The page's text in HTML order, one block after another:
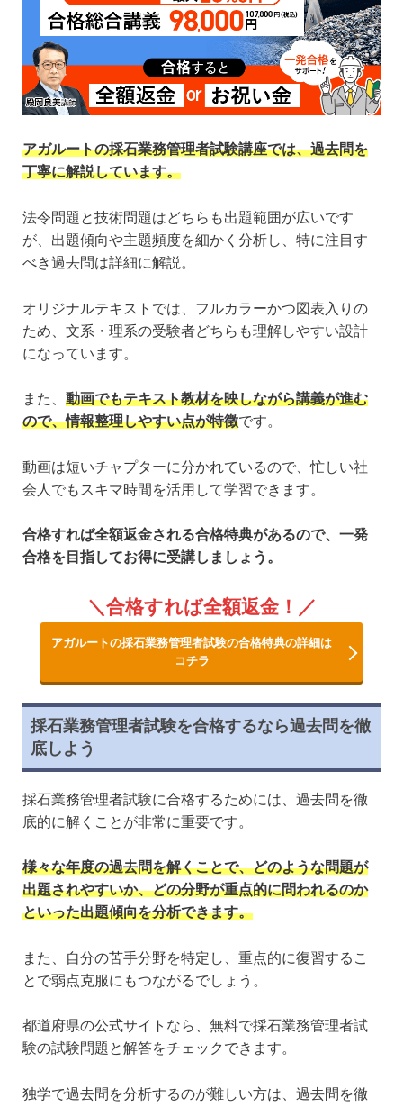
アガルートの採石業務管理者試験講座では、過去問を
丁寧に解説しています。
法令問題と技術問題はどちらも出題範囲が広いです
が、出題傾向や主題頻度を細かく分析し、特に注目す
べき過去問は詳細に解説。
オリジナルテキストでは、フルカラーかつ図表入りの
ため、文系・理系の受験者どちらも理解しやすい設計
になっています。
また、 動画でもテキスト教材を映しながら講義が進む
ので、情報整理しやすい点が特徴です。
動画は短いチャプターに分かれているので、忙しい社
会人でもスキマ時間を活用して学習できます。
合格すれば全額返金される合格特典があるので、一発
合格を目指してお得に受講しましょう。
合格すれば全額返金！
アガルートの採石業務管理者試験の合格特典の詳細は
コチラ
採石業務管理者試験を合格するなら過去問を徹
底しよう
採石業務管理者試験に合格するためには、過去問を徹
底的に解くことが非常に重要です。
様々な年度の過去問を解くことで、どのような問題が
出題されやすいか、どの分野が重点的に問われるのか
といった出題傾向を分析できます。
また、自分の苦手分野を特定し、重点的に復習するこ
とで弱点克服にもつながるでしょう。
都道府県の公式サイトなら、無料で採石業務管理者試
験の試験問題と解答をチェックできます。
独学で過去問を分析するのが難しい方は、過去問を徹